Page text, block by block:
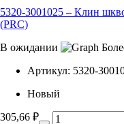
5320-3001025 – Клин
(PRC)
В ожидании
Артикул: 5320-
Новый
305,66 ₽